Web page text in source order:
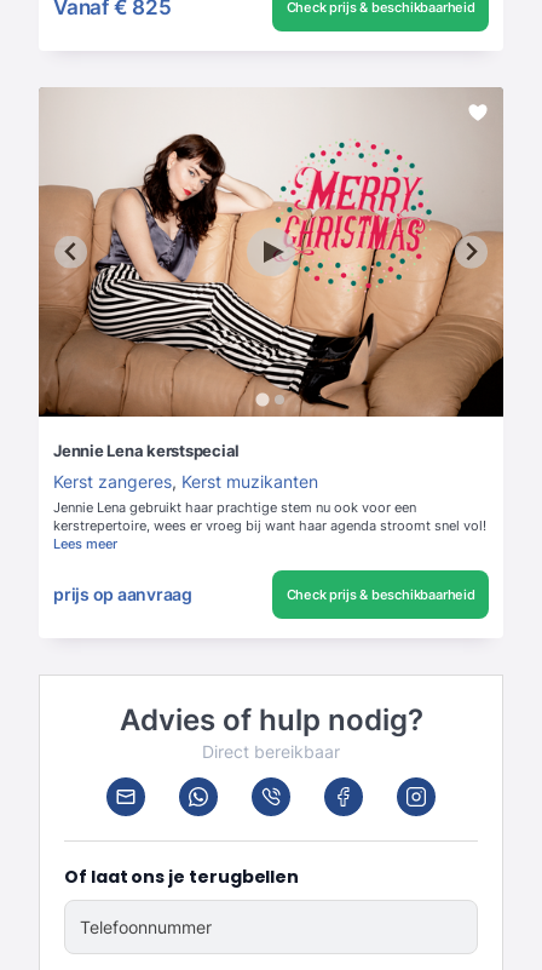
Vanaf € 825 Check prijs & beschikbaarheid
Jennie Lena kerstspecial
Kerst zangeres, Kerst muzikanten
Jennie Lena gebruikt haar prachtige stem nu ook voor een
kerstrepertoire, wees er vroeg bij want haar agenda stroomt snel vol!
Lees meer
prijs op aanvraag Check prijs & beschikbaarheid
Advies of hulp nodig?
Direct bereikbaar
Of laat ons je terugbellen
Telefoonnummer